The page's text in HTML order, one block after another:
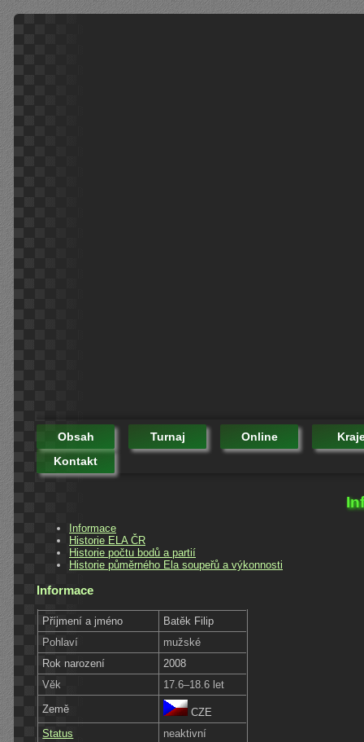
Obsah Turnaj Online
Kontakt
Informace
Historie ELA ČR
Historie počtu bodů a partií
Historie půměrného Ela soupeřů a výkonnosti
Informace
Příjmení a jméno
Batěk Filip
Pohlaví
mužské
Rok narození
2008
Věk
17.6–18.6 let
Země
CZE
Status
neaktivní